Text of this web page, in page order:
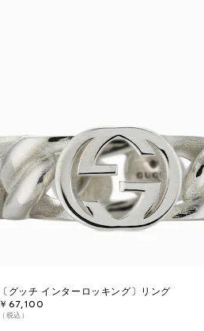
〔グッチ インターロッキング〕リング
￥67,100
（税込）